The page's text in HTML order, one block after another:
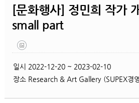
[문화행사] 정민희 작가
small part
일시 2022-12-20 ~ 2023-02-10
장소 Research & Art Gallery (SUPEX경